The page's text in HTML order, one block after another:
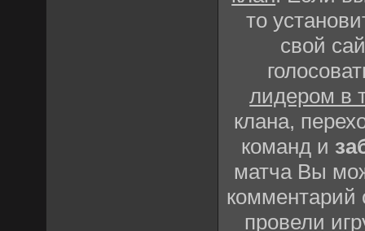
то
свой
лидером в
клана,
команд и
матча Вы
комментарий
провели